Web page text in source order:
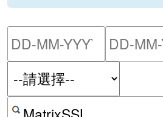
請輸入
按關鍵字或 CVE ID 搜尋